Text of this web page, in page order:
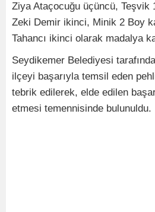
Ziya Ataçocuğu üçüncü, Teşvik
Zeki Demir ikinci, Minik 2 Boy
Tahancı ikinci olarak madalya
Seydikemer Belediyesi
ilçeyi başarıyla temsil eden
tebrik edilerek, elde edilen
etmesi temennisinde bulunuldu.